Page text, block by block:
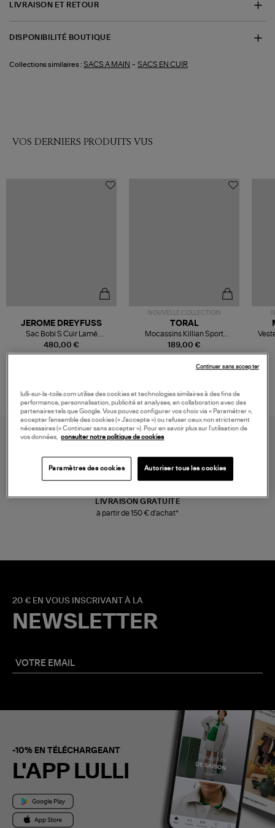
LIVRAISON ET RETOUR
DISPONIBILITÉ BOUTIQUE
Collections similaires : SACS A MAIN -SACS EN CUIR
VOS DERNIERS PRODUITS VUS
480,00 €
JEROME DREYFUSS
Sac Bobi S Cuir Lamé
Champagne
NOUVELLE COLLECTION
189,00 €
TORAL
Mocassins Killian Sport
Mousse
LIVRAISON GRATUITE
à partir de 150 € d'achat*
20 € EN VOUS INSCRIVANT À LA
NEWSLETTER
-10% EN TÉLÉCHARGEANT
L'APP LULLI
lulli-sur-la-toile.com utilise des cookies et technologies similaires à des fins de
performance, personnalisation, publicité et analyses, en collaboration avec des
partenaires tels que Google. Vous pouvez configurer vos choix via « Paramétrer »,
accepter l’ensemble des cookies (« J’accepte ») ou refuser ceux non strictement
nécessaires (« Continuer sans accepter »). Pour en savoir plus sur l’utilisation de
vos données,
consulter notre politique de cookies
Paramètres des cookies Autoriser tous les cookies
Continuer sans accepter